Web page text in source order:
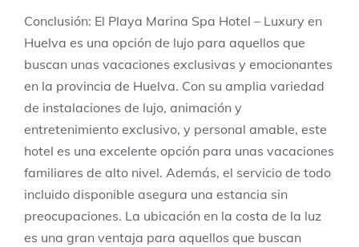
Conclusión: El Playa Marina Spa Hotel – Luxury en
Huelva es una opción de lujo para aquellos que
buscan unas vacaciones exclusivas y emocionantes
en la provincia de Huelva. Con su amplia variedad
de instalaciones de lujo, animación y
entretenimiento exclusivo, y personal amable, este
hotel es una excelente opción para unas vacaciones
familiares de alto nivel. Además, el servicio de todo
incluido disponible asegura una estancia sin
preocupaciones. La ubicación en la costa de la luz
es una gran ventaja para aquellos que buscan